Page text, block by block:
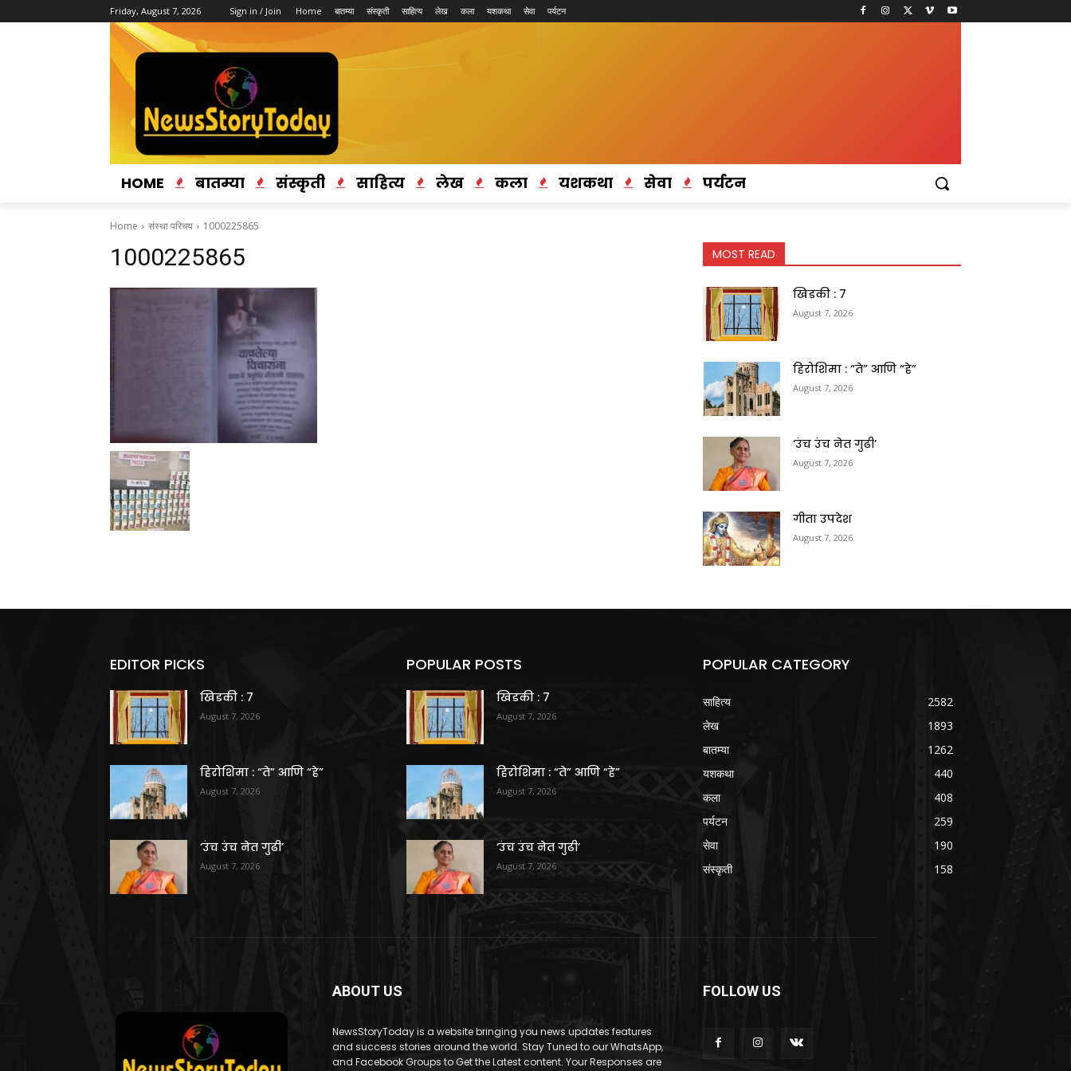
Friday, August 7, 2026 Sign in / Join Home बातम्या संस्कृती साहित्य लेख कला यशकथा सेवा पर्यटन
HOME बातम्या संस्कृती साहित्य लेख कला यशकथा सेवा पर्यटन
Home संस्था परिचय 1000225865
1000225865 MOST READ
खिडकी : 7
August 7, 2026
हिरोशिमा : “ते” आणि “हे”
August 7, 2026
‘उंच उंच नेत गुढी’
August 7, 2026
गीता उपदेश
August 7, 2026
EDITOR PICKS
खिडकी : 7
August 7, 2026
हिरोशिमा : “ते” आणि “हे”
August 7, 2026
‘उंच उंच नेत गुढी’
August 7, 2026
POPULAR POSTS
खिडकी : 7
August 7, 2026
हिरोशिमा : “ते” आणि “हे”
August 7, 2026
‘उंच उंच नेत गुढी’
August 7, 2026
POPULAR CATEGORY
साहित्य
2582
लेख
1893
बातम्या
1262
यशकथा
440
कला
408
पर्यटन
259
सेवा
190
संस्कृती
158
ABOUT US
NewsStoryToday is a website bringing you news updates features
and success stories around the world. Stay Tuned to our WhatsApp,
and Facebook Groups to Get the Latest content. Your Responses are
FOLLOW US